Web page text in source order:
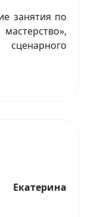
занятия по